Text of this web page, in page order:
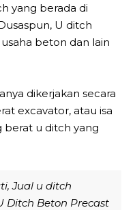
yang berada di
U ditch
beton dan lain
dikerjakan secara
excavator, atau isa
u ditch yang
Jual u ditch
Ditch Beton Precast